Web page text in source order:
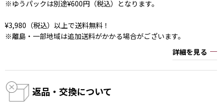
※ゆうパックは別途¥600円（税込）となります。
¥3,980（税込）以上で送料無料！
※離島・一部地域は追加送料がかかる場合がございます。
詳細を見る
返品・交換について